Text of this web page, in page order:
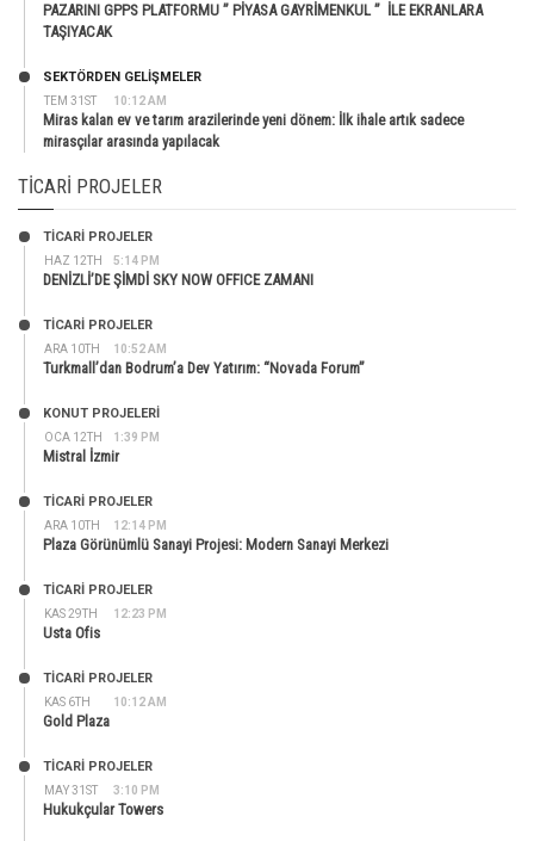
PAZARINI GPPS PLATFORMU ” PİYASA GAYRİMENKUL ” İLE EKRANLARA
TAŞIYACAK
TEM 31ST 10:12 AM
SEKTÖRDEN GELIŞMELER
Miras kalan ev ve tarım arazilerinde yeni dönem: İlk ihale artık sadece
mirasçılar arasında yapılacak
TICARI PROJELER
HAZ 12TH 5:14 PM
TİCARİ PROJELER
DENİZLİ’DE ŞİMDİ SKY NOW OFFICE ZAMANI
ARA 10TH 10:52 AM
TİCARİ PROJELER
Turkmall’dan Bodrum’a Dev Yatırım: “Novada Forum”
OCA 12TH 1:39 PM
KONUT PROJELERI
Mistral İzmir
ARA 10TH 12:14 PM
TİCARİ PROJELER
Plaza Görünümlü Sanayi Projesi: Modern Sanayi Merkezi
KAS 29TH 12:23 PM
TİCARİ PROJELER
Usta Ofis
KAS 6TH 10:12 AM
TİCARİ PROJELER
Gold Plaza
MAY 31ST 3:10 PM
TİCARİ PROJELER
Hukukçular Towers